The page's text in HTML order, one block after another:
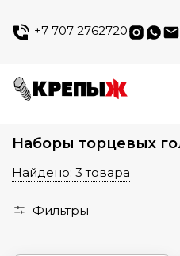
+7 707 2762720
Наборы торцевых
Найдено: 3 товара
Фильтры